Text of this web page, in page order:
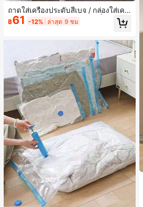
ถาดใส่เครื่องประดับสีเบจ / กล่องใส่เครื่
องประดับ – ถาดจัดระเบียบเครื่องประดั
บกำมะหยี่แบบซ้อนได้ – ถาดแสดงเครื่อ
รื่องประดับหลายช่องพร้อมส่วนแยก – ค
วามจุสูง ขนาดต่างๆ กัน แผ่นกั้นถอดออ
กได้
฿61 -12% ล่าสุด 9 ชม